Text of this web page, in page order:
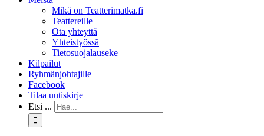
Mikä on Teatterimatka.fi
Teattereille
Ota yhteyttä
Yhteistyössä
Tietosuojalauseke
Kilpailut
Ryhmänjohtajille
Facebook
Tilaa uutiskirje
Etsi ...